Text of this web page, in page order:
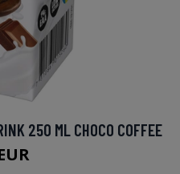
250 ML CHOCO COFFEE